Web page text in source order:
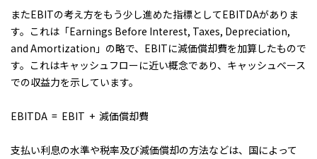
またEBITの考え方をもう少し進めた指標としてEBITDAがありま
す。これは「Earnings Before Interest, Taxes, Depreciation,
and Amortization」の略で、EBITに減価償却費を加算したもので
す。これはキャッシュフローに近い概念であり、キャッシュベース
での収益力を示しています。
EBITDA = EBIT + 減価償却費
支払い利息の水準や税率及び減価償却の方法などは、国によって